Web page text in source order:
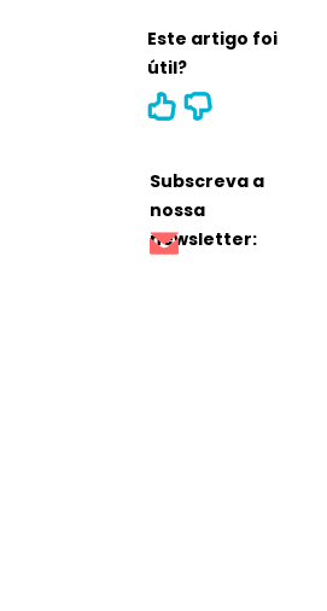
Este artigo foi
útil?
Subscreva a
nossa
newsletter: